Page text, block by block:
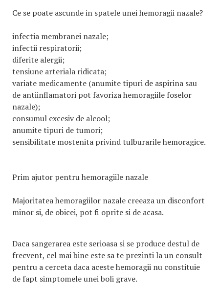
Ce se poate ascunde in spatele unei hemoragii nazale?
infectia membranei nazale;
infectii respiratorii;
diferite alergii;
tensiune arteriala ridicata;
variate medicamente (anumite tipuri de aspirina sau
de antiinflamatori pot favoriza hemoragiile foselor
nazale);
consumul excesiv de alcool;
anumite tipuri de tumori;
sensibilitate mostenita privind tulburarile hemoragice.
Prim ajutor pentru hemoragiile nazale
Majoritatea hemoragiilor nazale creeaza un disconfort
minor si, de obicei, pot fi oprite si de acasa.
Daca sangerarea este serioasa si se produce destul de
frecvent, cel mai bine este sa te prezinti la un consult
pentru a cerceta daca aceste hemoragii nu constituie
de fapt simptomele unei boli grave.